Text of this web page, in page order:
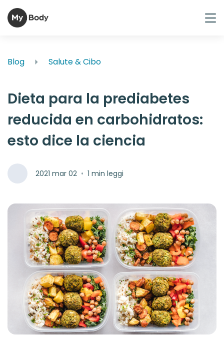
Blog Salute & Cibo
Dieta para la prediabetes
reducida en carbohidratos:
esto dice la ciencia
2021 mar 02 • 1 min leggi